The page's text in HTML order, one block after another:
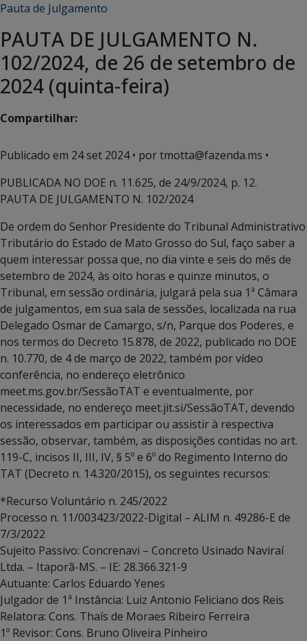
Pauta de Julgamento
PAUTA DE JULGAMENTO N.
102/2024, de 26 de setembro de
2024 (quinta-feira)
Compartilhar:
Publicado em 24 set 2024• por tmotta@fazenda.ms •
PUBLICADA NO DOE n. 11.625, de 24/9/2024, p. 12.
PAUTA DE JULGAMENTO N. 102/2024
De ordem do Senhor Presidente do Tribunal Administrativo
Tributário do Estado de Mato Grosso do Sul, faço saber a
quem interessar possa que, no dia vinte e seis do mês de
setembro de 2024, às oito horas e quinze minutos, o
Tribunal, em sessão ordinária, julgará pela sua 1ª Câmara
de julgamentos, em sua sala de sessões, localizada na rua
Delegado Osmar de Camargo, s/n, Parque dos Poderes, e
nos termos do Decreto 15.878, de 2022, publicado no DOE
n. 10.770, de 4 de março de 2022, também por vídeo
conferência, no endereço eletrônico
meet.ms.gov.br/SessãoTAT e eventualmente, por
necessidade, no endereço meet.jit.si/SessãoTAT, devendo
os interessados em participar ou assistir à respectiva
sessão, observar, também, as disposições contidas no art.
119-C, incisos II, III, IV, § 5º e 6º do Regimento Interno do
TAT (Decreto n. 14.320/2015), os seguintes recursos:
*Recurso Voluntário n. 245/2022
Processo n. 11/003423/2022-Digital – ALIM n. 49286-E de
7/3/2022
Sujeito Passivo: Concrenavi – Concreto Usinado Naviraí
Ltda. – Itaporã-MS. – IE: 28.366.321-9
Autuante: Carlos Eduardo Yenes
Julgador de 1ª Instância: Luiz Antonio Feliciano dos Reis
Relatora: Cons. Thaís de Moraes Ribeiro Ferreira
1º Revisor: Cons. Bruno Oliveira Pinheiro